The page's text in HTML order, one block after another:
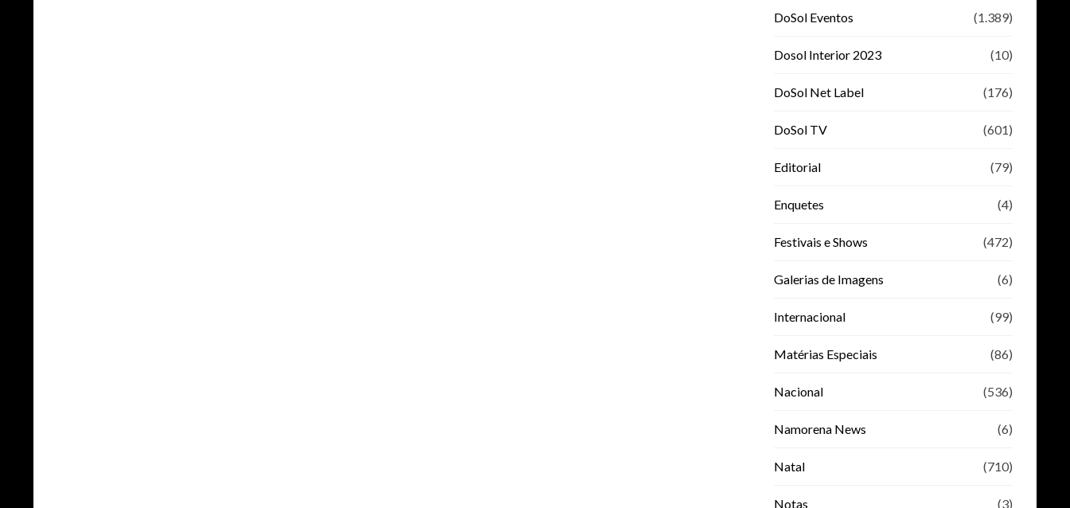
DoSol Eventos (1.389)
Dosol Interior 2023 (10)
DoSol Net Label (176)
DoSol TV (601)
Editorial (79)
Enquetes (4)
Festivais e Shows (472)
Galerias de Imagens (6)
Internacional (99)
Matérias Especiais (86)
Nacional (536)
Namorena News (6)
Natal (710)
Notas (3)